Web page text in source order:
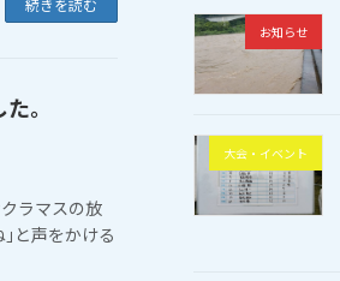
続きを読む
。
ラマスの放
と声をかける
お知らせ
大会・イベント